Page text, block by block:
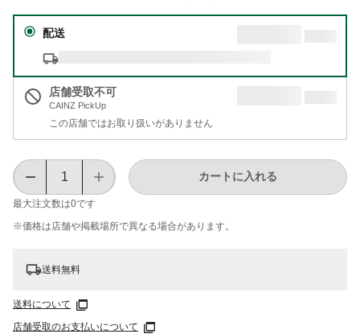
配送
店舗受取不可
CAINZ PickUp
この店舗ではお取り扱いがありません
最大注文数は0です
カートに入れる
※価格は​店舗や​掲載場所で​異なる​場合が​あります。
送料無料
送料について
店舗受取のお支払いについて